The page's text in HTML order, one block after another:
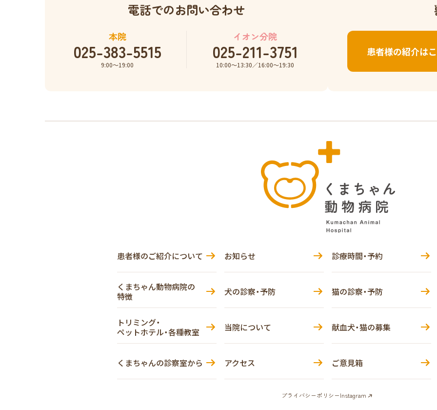
電話でのお問い合わせ
本院
025-383-5515
9:00〜19:00
イオン分院
025-211-3751
10:00〜13:30／16:00〜19:30
患者様の紹介は
患者様のご紹介について お知らせ 診療時間・予約
くまちゃん動物病院の
特徴
犬の診察・予防 猫の診察・予防
トリミング・
ペットホテル・各種教室
当院について 献血犬・猫の募集
くまちゃんの診察室から アクセス ご意見箱
プライバシーポリシーInstagram